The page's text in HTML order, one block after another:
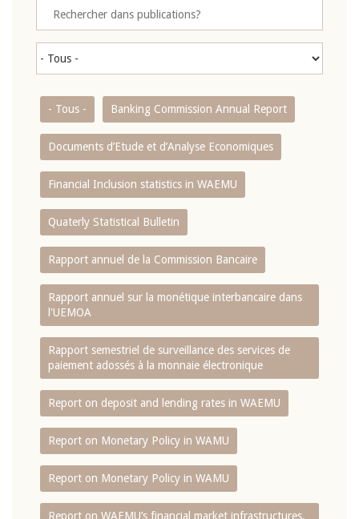
- Tous - Banking Commission Annual Report
Documents d’Etude et d’Analyse Economiques
Financial Inclusion statistics in WAEMU
Quaterly Statistical Bulletin
Rapport annuel de la Commission Bancaire
Rapport annuel sur la monétique interbancaire dans
l'UEMOA
Rapport semestriel de surveillance des services de
paiement adossés à la monnaie électronique
Report on deposit and lending rates in WAEMU
Report on Monetary Policy in WAMU
Report on Monetary Policy in WAMU
Report on WAEMU’s financial market infrastructures,